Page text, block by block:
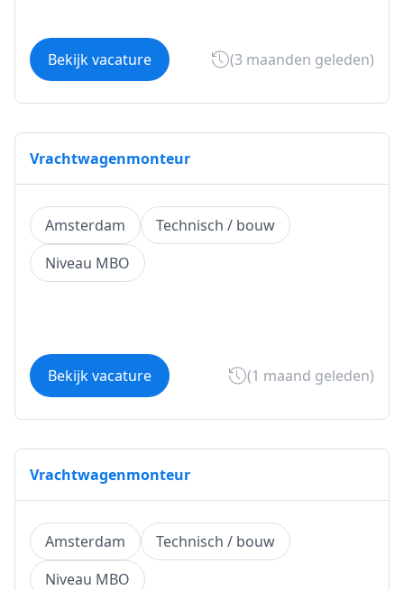
Bekijk vacature (3 maanden geleden)
Vrachtwagenmonteur
Amsterdam
Technisch / bouw
Niveau MBO
Bekijk vacature (1 maand geleden)
Vrachtwagenmonteur
Amsterdam
Technisch / bouw
Niveau MBO